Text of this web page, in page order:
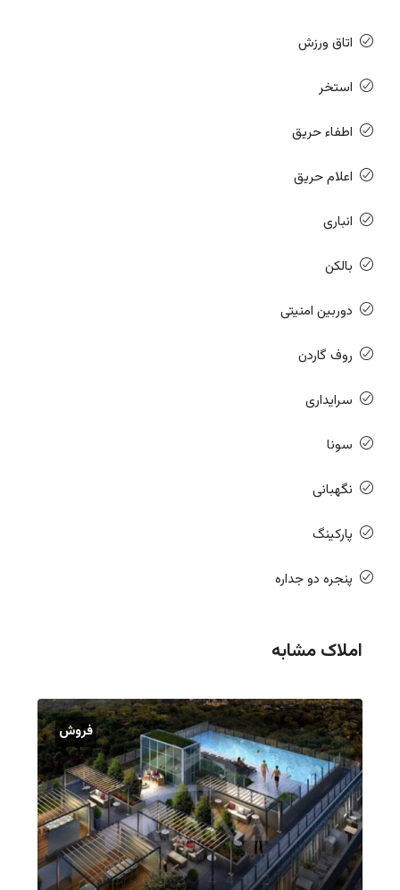
اتاق ورزش
استخر
اطفاء حریق
اعلام حریق
انباری
بالکن
دوربین امنیتی
روف گاردن
سرایداری
سونا
نگهبانی
پارکینگ
پنجره دو جداره
املاک مشابه
فروش